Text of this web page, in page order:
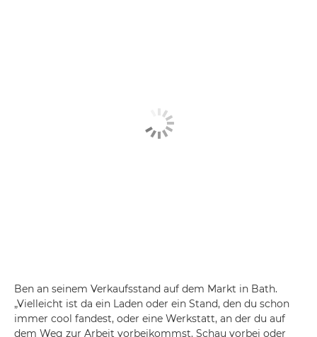
Ben an seinem Verkaufsstand auf dem Markt in Bath.
„Vielleicht ist da ein Laden oder ein Stand, den du schon
immer cool fandest, oder eine Werkstatt, an der du auf
dem Weg zur Arbeit vorbeikommst. Schau vorbei oder